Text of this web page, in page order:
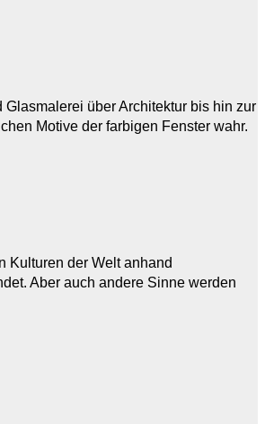
über Architektur bis hin zur
Motive der farbigen Fenster wahr.
Kulturen der Welt anhand
Aber auch andere Sinne werden